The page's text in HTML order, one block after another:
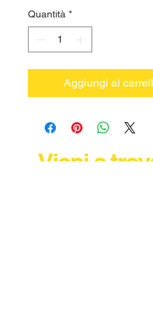
Quantità *
Aggiungi al
Vieni a